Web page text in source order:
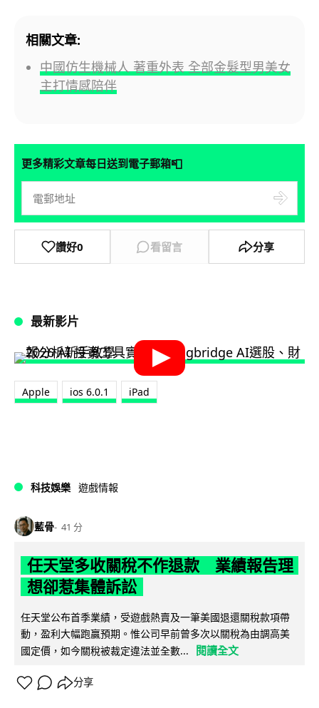
相關文章:
中國仿生機械人 著重外表 全部金髮型男美女
主打情感陪伴
更多精彩文章每日送到電子郵箱📮
讚好0 看留言 分享
最新影片
Apple ios 6.0.1 iPad
科技娛樂 遊戲情報
藍骨 41 分
任天堂多收關稅不作退款 業績報告理
想卻惹集體訴訟
任天堂公布首季業績，受遊戲熱賣及一筆美國退還關稅款項帶
動，盈利大幅跑贏預期。惟公司早前曾多次以關稅為由調高美
國定價，如今關稅被裁定違法並全數...
閱讀全文
分享